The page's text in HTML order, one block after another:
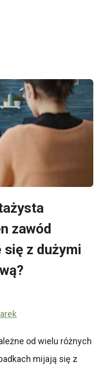
zawód
się z dużymi
od wielu różnych
mijają się z